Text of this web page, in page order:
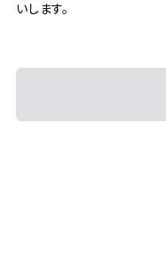
いします。